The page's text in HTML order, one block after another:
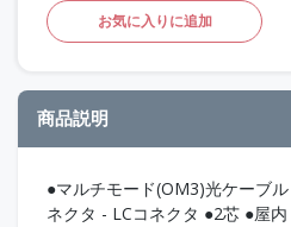
お気に入りに追加
商品説明
●マルチモード(OM3)光ケーブ
ネクタ - LCコネクタ ●2芯 ●屋